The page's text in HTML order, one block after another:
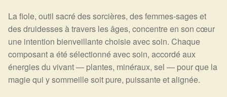
La fiole, outil sacré des sorcières, des femmes-sages et
des druidesses à travers les âges, concentre en son cœur
une intention bienveillante choisie avec soin. Chaque
composant a été sélectionné avec soin, accordé aux
énergies du vivant — plantes, minéraux, sel — pour que la
magie qui y sommeille soit pure, puissante et alignée.